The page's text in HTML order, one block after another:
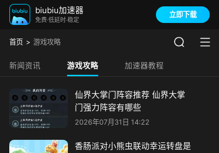
biubiu加速器
免费·低延时·稳定
立即下载
首页 游戏攻略
新闻资讯 游戏攻略 加速器教程
仙界大掌门阵容推荐 仙界大掌
门强力阵容有哪些
2026年07月31日 14:22
香肠派对小熊虫联动幸运转盘是